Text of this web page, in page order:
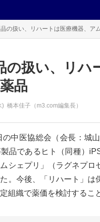
の扱い、リハートは医療機器、ア
の扱い、リハ
品
) 橋本佳子（m3.com編集長）
の中医協総会（会長：城
品であるヒト（同種）
シェプリ」（ラグネプロ
。今後、「リハート」
組織で薬価を検討するこ